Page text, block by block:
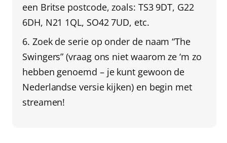
een Britse postcode, zoals: TS3 9DT, G22
6DH, N21 1QL, SO42 7UD, etc.
Zoek de serie op onder de naam “The
Swingers” (vraag ons niet waarom ze ‘m zo
hebben genoemd – je kunt gewoon de
Nederlandse versie kijken) en begin met
streamen!